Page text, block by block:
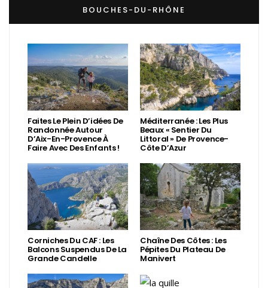
BOUCHES-DU-RHÔNE
Faites Le Plein D’idées De
Randonnée Autour
D’Aix-En-Provence À
Faire Avec Des Enfants !
Méditerranée : Les Plus
Beaux « Sentier Du
Littoral » De Provence-
Côte D’Azur
Corniches Du CAF : Les
Balcons Suspendus De La
Grande Candelle
Chaîne Des Côtes : Les
Pépites Du Plateau De
Manivert